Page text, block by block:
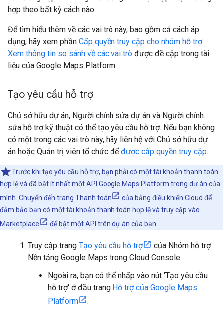
hợp theo bất kỳ cách nào.
Để tìm hiểu thêm về các vai trò này, bao gồm cả cách áp
dụng, hãy xem phần Cấp quyền truy cập cho nhóm hỗ trợ.
Xem thông tin so sánh về các vai trò được đề cập trong tài
liệu của Google Maps Platform.
Tạo yêu cầu hỗ trợ
Chủ sở hữu dự án, Người chỉnh sửa dự án và Người chỉnh
sửa hỗ trợ kỹ thuật có thể tạo yêu cầu hỗ trợ. Nếu bạn không
có một trong các vai trò này, hãy liên hệ với Chủ sở hữu dự
án hoặc Quản trị viên tổ chức đểđược cấp quyền truy cập.
Trước khi tạo yêu cầu hỗ trợ, bạn phải có một tài khoản thanh toán
hợp lệ và đã bật ít nhất một API Google Maps Platform trong dự án của
mình. Chuyển đến trang Thanh toán
của bảng điều khiển Cloud để
đảm bảo bạn có một tài khoản thanh toán hợp lệ và truy cập vào
Marketplace
để bật một API trên dự án của bạn.
Truy cập trang Tạo yêu cầu hỗ trợ
của Nhóm hỗ trợ
Nền tảng Google Maps trong Cloud Console.
Ngoài ra, bạn có thể nhấp vào nút 'Tạo yêu cầu
hỗ trợ' ở đầu trang Hỗ trợ của Google Maps
Platform
.